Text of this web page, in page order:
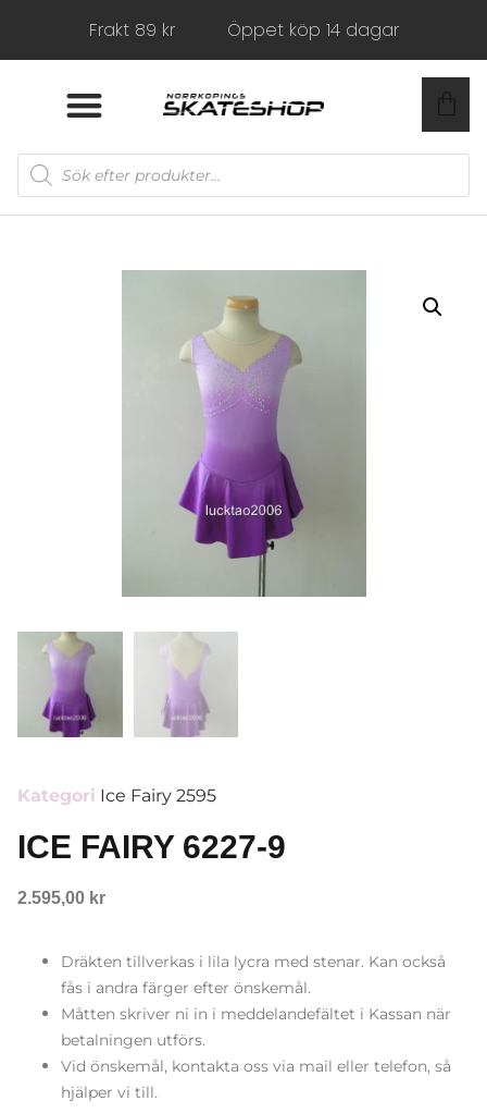
Frakt 89 kr Öppet köp 14 dagar
Kategori Ice Fairy 2595
ICE FAIRY 6227-9
2.595,00 kr
Dräkten tillverkas i lila lycra med stenar. Kan också
fås i andra färger efter önskemål.
Måtten skriver ni in i meddelandefältet i Kassan när
betalningen utförs.
Vid önskemål, kontakta oss via mail eller telefon, så
hjälper vi till.